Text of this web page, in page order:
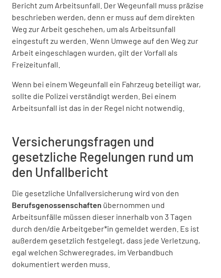
Bericht zum Arbeitsunfall. Der Wegeunfall muss präzise
beschrieben werden, denn er muss auf dem direkten
Weg zur Arbeit geschehen, um als Arbeitsunfall
eingestuft zu werden. Wenn Umwege auf den Weg zur
Arbeit eingeschlagen wurden, gilt der Vorfall als
Freizeitunfall.
Wenn bei einem Wegeunfall ein Fahrzeug beteiligt war,
sollte die Polizei verständigt werden. Bei einem
Arbeitsunfall ist das in der Regel nicht notwendig.
Versicherungsfragen und
gesetzliche Regelungen rund um
den Unfallbericht
Die gesetzliche Unfallversicherung wird von den
Berufsgenossenschaften übernommen und
Arbeitsunfälle müssen dieser innerhalb von 3 Tagen
durch den/die Arbeitgeber*in gemeldet werden. Es ist
außerdem gesetzlich festgelegt, dass jede Verletzung,
egal welchen Schweregrades, im Verbandbuch
dokumentiert werden muss.